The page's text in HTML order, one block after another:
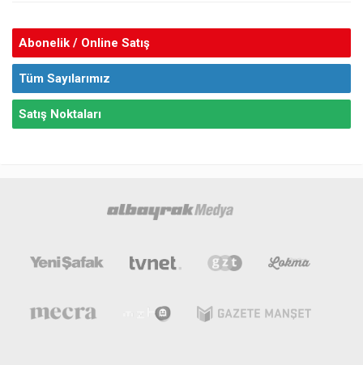
Abonelik / Online Satış
Tüm Sayılarımız
Satış Noktaları